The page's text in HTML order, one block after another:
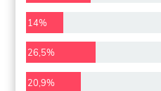
14%
26,5%
20,9%